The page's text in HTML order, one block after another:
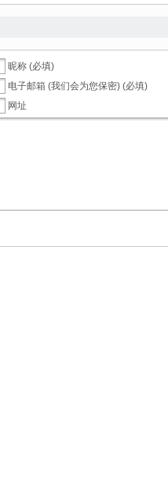
昵称 (必填)
电子邮箱 (我们会为您保密) (必填)
网址